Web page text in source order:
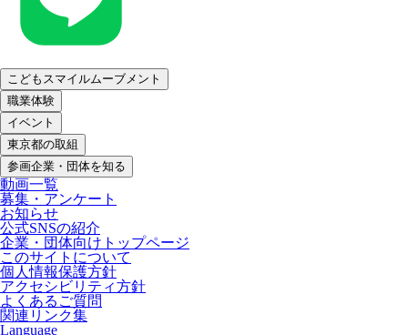
こどもスマイルムーブメント
職業体験
イベント
東京都の取組
参画企業・団体を知る
動画一覧
募集・アンケート
お知らせ
公式SNSの紹介
企業・団体向けトップページ
このサイトについて
個人情報保護方針
アクセシビリティ方針
よくあるご質問
関連リンク集
Language